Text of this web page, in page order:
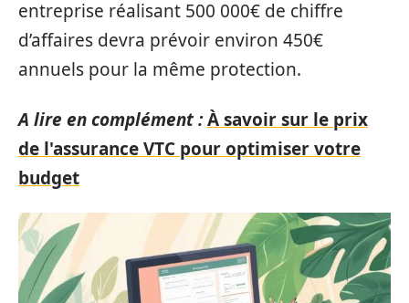
entreprise réalisant 500 000€ de chiffre
d’affaires devra prévoir environ 450€
annuels pour la même protection.
A lire en complément :À savoir sur le prix
de l'assurance VTC pour optimiser votre
budget